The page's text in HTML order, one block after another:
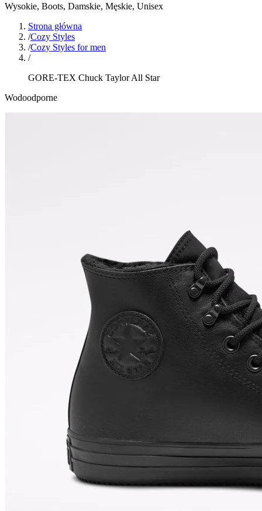
Wysokie, Boots, Damskie, Męskie, Unisex
Strona główna
/Cozy Styles
/Cozy Styles for men
/
GORE-TEX Chuck Taylor All Star
Wodoodporne